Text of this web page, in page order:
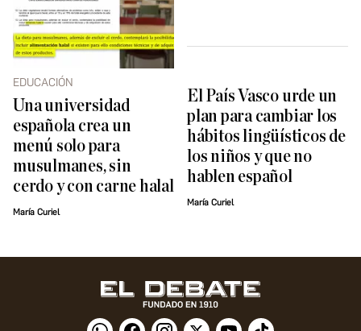
EDUCACIÓN
Una universidad
española crea un
menú solo para
musulmanes, sin
cerdo y con carne halal
María Curiel
El País Vasco urde un
plan para cambiar los
hábitos lingüísticos de
los niños y que no
hablen español
María Curiel